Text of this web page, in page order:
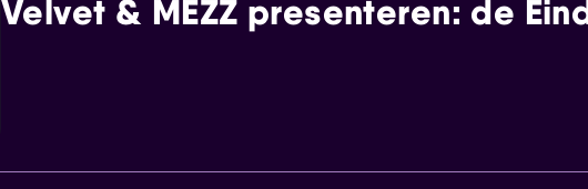
Velvet & MEZZ presenteren: de